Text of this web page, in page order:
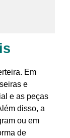
Em
e
e as peças
disso, a
ou em
de